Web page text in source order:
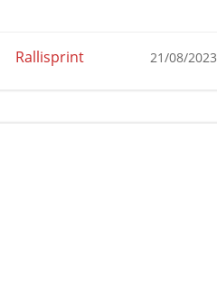
Rallisprint 21/08/2023